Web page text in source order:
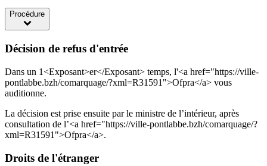
Procédure
Décision de refus d'entrée
Dans un 1<Exposant>er</Exposant> temps, l'<a href="https://ville-
pontlabbe.bzh/comarquage/?xml=R31591">Ofpra</a> vous
auditionne.
La décision est prise ensuite par le ministre de l’intérieur, après
consultation de l’<a href="https://ville-pontlabbe.bzh/comarquage/?
xml=R31591">Ofpra</a>.
Droits de l'étranger